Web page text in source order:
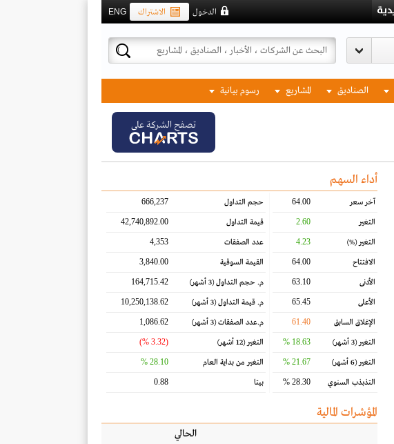
ENG الاشتراك الدخول
الصناديق المشاريع رسوم بيانية
تصفح الشركة على
أداء السهم
آخر سعر 64.00
التغير 2.60
التغير(%)
4.23
الافتتاح 64.00
الأدنى 63.10
الأعلى 65.45
الإغلاق السابق 61.40
التغير(3 أشهر) 18.63 %
التغير(6 أشهر) 21.67 %
التذبذب السنوي 28.30 %
حجم التداول 666,237
قيمة التداول 42,740,892.00
عدد الصفقات 4,353
القيمة السوقية 3,840.00
م. حجم التداول(3 أشهر) 164,715.42
م. قيمة التداول(3 أشهر) 10,250,138.62
م.عدد الصفقات(3 أشهر) 1,086.62
التغير(12 أشهر) (3.32 %)
التغير من بداية العام 28.10 %
بيتا 0.88
المؤشرات المالية
الحالي